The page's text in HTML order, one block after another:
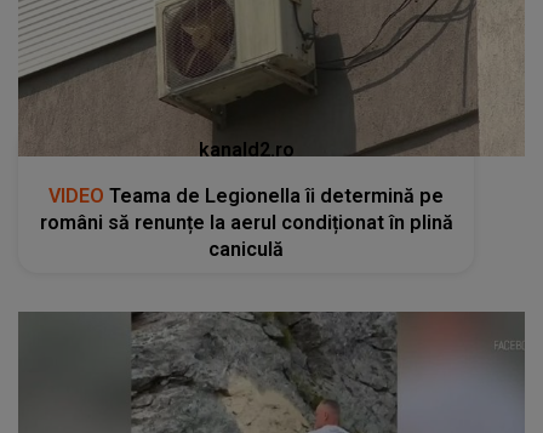
kanald2.ro
VIDEO Teama de Legionella îi determină pe
români să renunțe la aerul condiționat în plină
caniculă